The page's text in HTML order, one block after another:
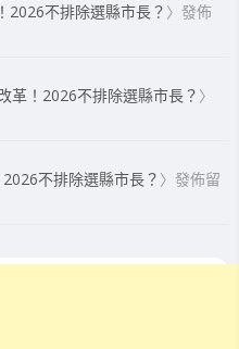
2026不排除選縣市長？ 〉發佈
革！2026不排除選縣市長？ 〉
不排除選縣市長？ 〉發佈留